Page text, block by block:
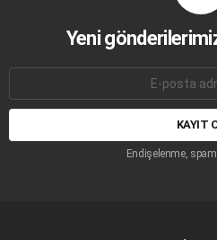
Yeni
adresi:
Endişelenme,